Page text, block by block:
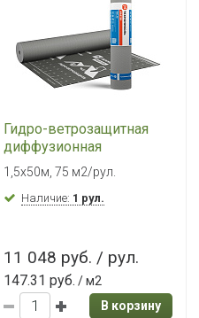
Гидро-ветрозащитная
диффузионная
мембрана
ТехноНИКОЛЬ MASTER
ВЕНТ 150 (75 м2)
1,5х50м, 75 м2/рул.
Наличие: 1 рул.
11 048 руб. / рул.
147.31 руб. / м2
В корзину